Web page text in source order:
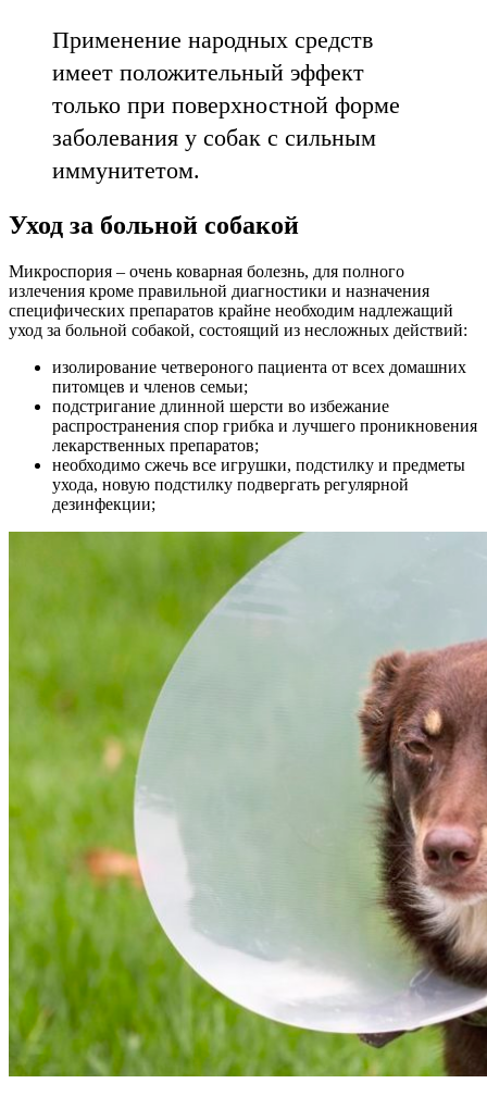
Применение народных средств
имеет положительный эффект
только при поверхностной форме
заболевания у собак с сильным
иммунитетом.
Уход за больной собакой
Микроспория – очень коварная болезнь, для полного
излечения кроме правильной диагностики и назначения
специфических препаратов крайне необходим надлежащий
уход за больной собакой, состоящий из несложных действий:
изолирование четвероного пациента от всех домашних
питомцев и членов семьи;
подстригание длинной шерсти во избежание
распространения спор грибка и лучшего проникновения
лекарственных препаратов;
необходимо сжечь все игрушки, подстилку и предметы
ухода, новую подстилку подвергать регулярной
дезинфекции;